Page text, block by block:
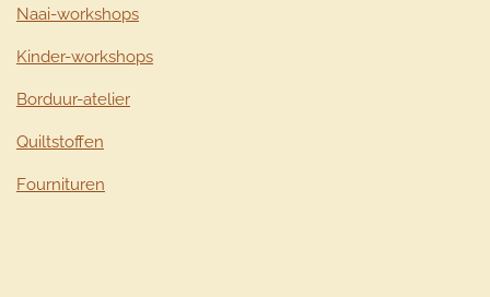
Naai-workshops
Kinder-workshops
Borduur-atelier
Quiltstoffen
Fournituren